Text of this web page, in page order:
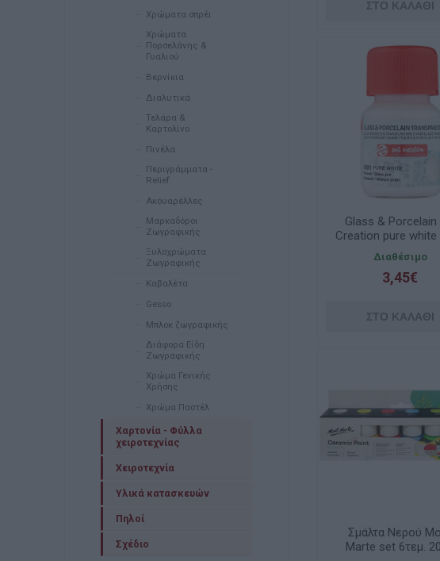
Glass &
Creation pure white
30ml Talens
Διαθέσιμο
3,45€
Σμάλτα Νερού
Marte set 6τεμ.
Χρώματα σπρέι
Χρώματα
Πορσελάνης &
Γυαλιού
Βερνίκια
Διαλυτικά
Τελάρα &
Καρτολίνο
Πινέλα
Περιγράμματα -
Relief
Ακουαρέλλες
Μαρκαδόροι
Ζωγραφικής
Ξυλοχρώματα
Ζωγραφικής
Καβαλέτα
Gesso
Μπλοκ ζωγραφικής
Διάφορα Είδη
Ζωγραφικής
Χρώμα Γενικής
Χρήσης
Χρώμα Παστέλ
Χαρτονία - Φύλλα
χειροτεχνίας
Χειροτεχνία
Υλικά κατασκευών
Πηλοί
Σχέδιο